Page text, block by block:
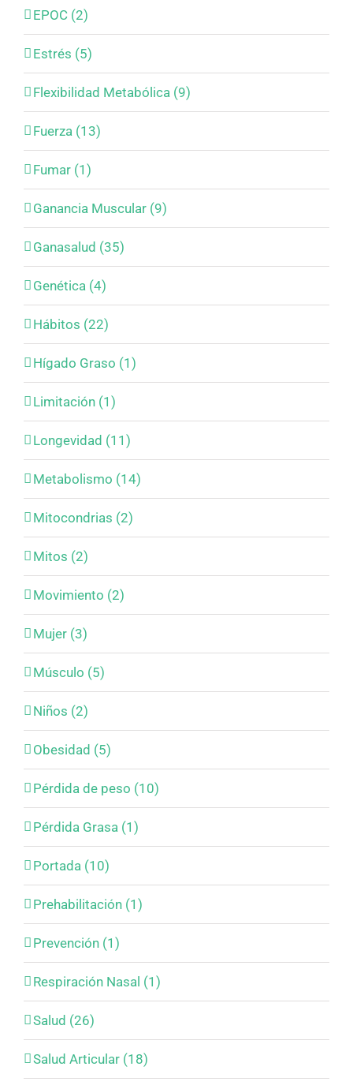
EPOC (2)
Estrés (5)
Flexibilidad Metabólica (9)
Fuerza (13)
Fumar (1)
Ganancia Muscular (9)
Ganasalud (35)
Genética (4)
Hábitos (22)
Hígado Graso (1)
Limitación (1)
Longevidad (11)
Metabolismo (14)
Mitocondrias (2)
Mitos (2)
Movimiento (2)
Mujer (3)
Músculo (5)
Niños (2)
Obesidad (5)
Pérdida de peso (10)
Pérdida Grasa (1)
Portada (10)
Prehabilitación (1)
Prevención (1)
Respiración Nasal (1)
Salud (26)
Salud Articular (18)